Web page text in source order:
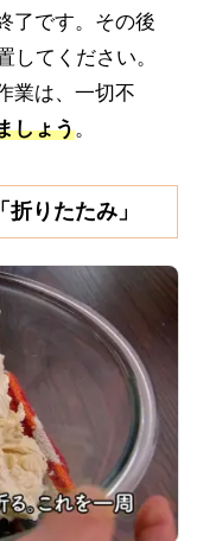
了です。その後
してください。
業は、一切不
しょう。
りたたみ」